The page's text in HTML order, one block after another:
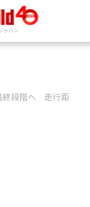
終段階へ 走行距